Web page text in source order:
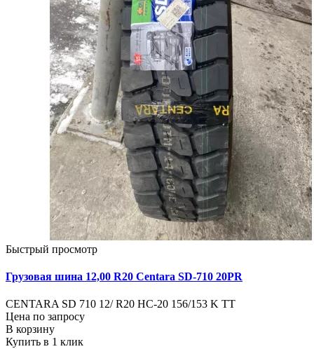
Быстрый просмотр
Грузовая шина 12,00 R20 Centara SD-710 20PR
CENTARA SD 710 12/ R20 HC-20 156/153 K ТТ
Цена по запросу
В корзину
Купить в 1 клик